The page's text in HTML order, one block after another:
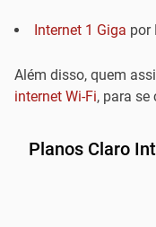
Internet 1 Giga por
Além disso, quem
internet Wi-Fi, para se
Planos Claro